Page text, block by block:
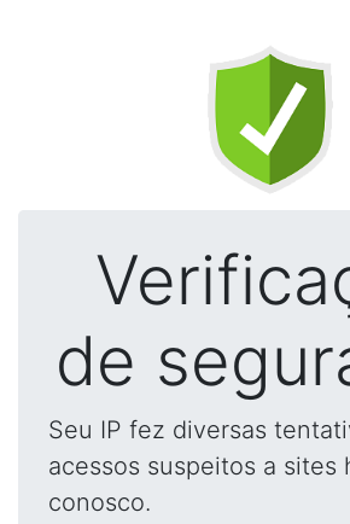
de
Seu IP fez diversas
acessos suspeitos a sites
conosco.